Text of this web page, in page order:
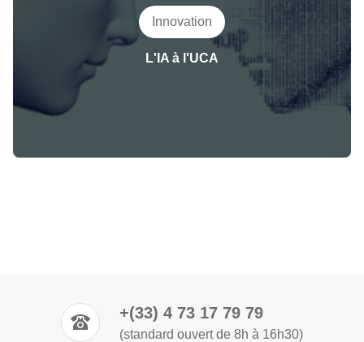
Innovation
L'IA à l'UCA
+(33) 4 73 17 79 79
(standard ouvert de 8h à 16h30)